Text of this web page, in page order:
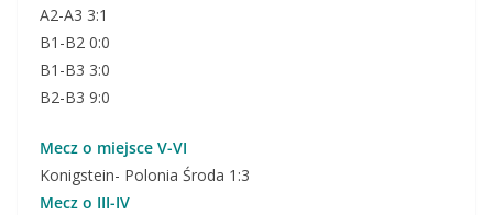
A2-A3 3:1
B1-B2 0:0
B1-B3 3:0
B2-B3 9:0
Mecz o miejsce V-VI
Konigstein- Polonia Środa 1:3
Mecz o III-IV